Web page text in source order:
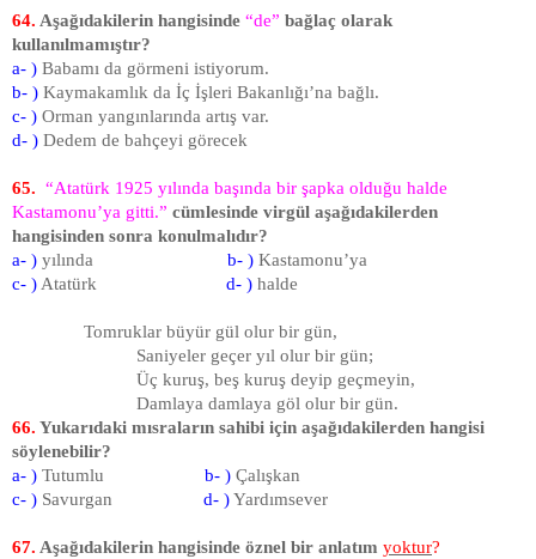
64. Aşağıdakilerin hangisinde “de” bağlaç olarak
kullanılmamıştır?
a- ) Babamı da görmeni istiyorum.
b- ) Kaymakamlık da İç İşleri Bakanlığı’na bağlı.
c- ) Orman yangınlarında artış var.
d- ) Dedem de bahçeyi görecek
65. “Atatürk 1925 yılında başında bir şapka olduğu halde
Kastamonu’ya gitti.” cümlesinde virgül aşağıdakilerden
hangisinden sonra konulmalıdır?
a- ) yılında b- ) Kastamonu’ya
c- ) Atatürk d- ) halde
Tomruklar büyür gül olur bir gün,
Saniyeler geçer yıl olur bir gün;
Üç kuruş, beş kuruş deyip geçmeyin,
Damlaya damlaya göl olur bir gün.
66. Yukarıdaki mısraların sahibi için aşağıdakilerden hangisi
söylenebilir?
a- ) Tutumlu b- ) Çalışkan
c- ) Savurgan d- )Yardımsever
67. Aşağıdakilerin hangisinde öznel bir anlatım yoktur?